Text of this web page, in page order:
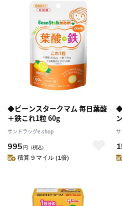
◆ビーンスタークマム 毎日葉酸
＋鉄これ1粒 60g
サンドラッグe-shop
995 円 （税込）
積算 9 マイル (1倍)
◆